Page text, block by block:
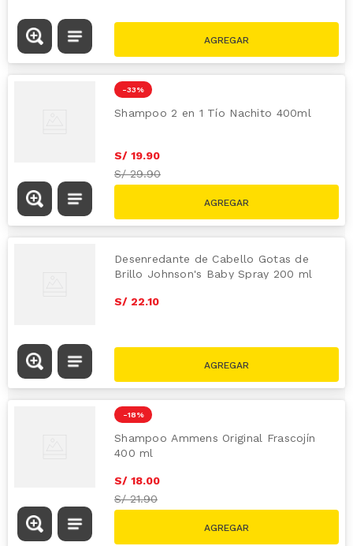
-33 %
Shampoo 2 en 1 Tío Nachito 400ml
S/ 19.90
S/29.90
Desenredante de Cabello Gotas de
Brillo Johnson's Baby Spray 200 ml
S/ 22.10
-18 %
Shampoo Ammens Original Frascojín
400 ml
S/ 18.00
S/21.90